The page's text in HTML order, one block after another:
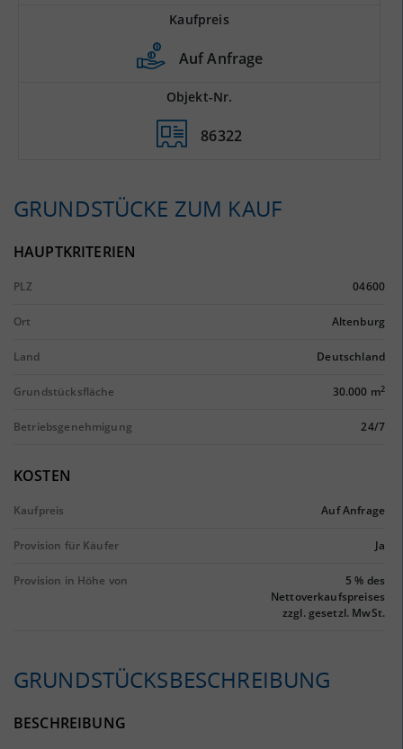
Kaufpreis
Auf Anfrage
Objekt-Nr.
86322
GRUNDSTÜCKE ZUM KAUF
HAUPTKRITERIEN
PLZ 04600
Ort Altenburg
Land Deutschland
Grundstücksfläche 30.000 m2
Betriebsgenehmigung 24/7
KOSTEN
Kaufpreis Auf Anfrage
Provision für Käufer Ja
Provision in Höhe von
5 % des
Nettoverkaufspreises
zzgl. gesetzl. MwSt.
GRUNDSTÜCKS­BESCHREIBUNG
BESCHREIBUNG